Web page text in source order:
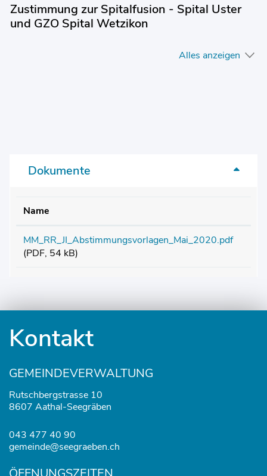
Zustimmung zur Spitalfusion - Spital Uster
und GZO Spital Wetzikon
Alles anzeigen
Dokumente
Name
MM_RR_JI_Abstimmungsvorlagen_Mai_2020.pdf
(PDF, 54 kB)
Kontakt
GEMEINDEVERWALTUNG
Rutschbergstrasse 10
8607 Aathal-Seegräben
043 477 40 90
gemeinde@seegraeben.ch